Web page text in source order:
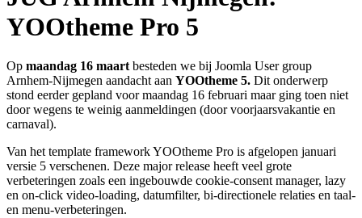
YOOtheme Pro 5
Op maandag 16 maart besteden we bij Joomla User group
Arnhem-Nijmegen aandacht aan YOOtheme 5. Dit onderwerp
stond eerder gepland voor maandag 16 februari maar ging toen niet
door wegens te weinig aanmeldingen (door voorjaarsvakantie en
carnaval).
Van het template framework YOOtheme Pro is afgelopen januari
versie 5 verschenen. Deze major release heeft veel grote
verbeteringen zoals een ingebouwde cookie-consent manager, lazy
en on-click video-loading, datumfilter, bi-directionele relaties en taal-
en menu-verbeteringen.